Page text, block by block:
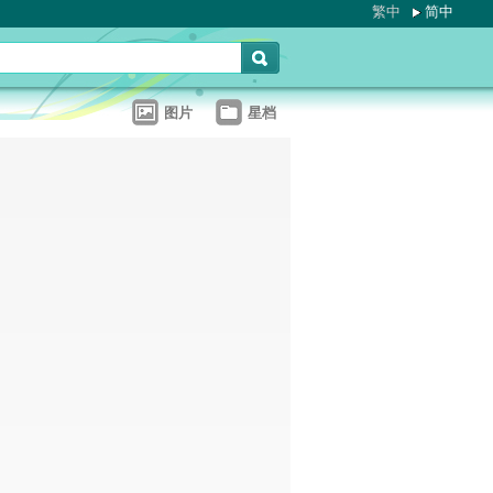
繁中 简中
图片 星档